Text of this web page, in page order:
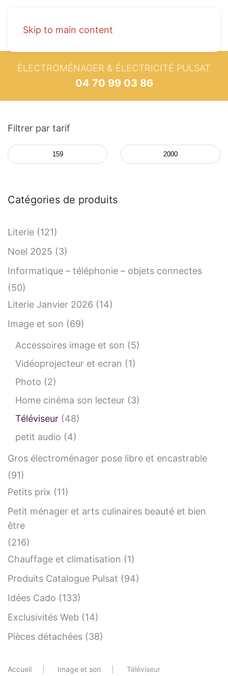
Skip to main content
ÉLECTROMÉNAGER & ÉLECTRICITÉ PULSAT
04 70 99 03 86
Filtrer par tarif
Catégories de produits
Literie (121)
Noel 2025 (3)
Informatique – téléphonie – objets connectes
(50)
Literie Janvier 2026 (14)
Image et son (69)
Accessoires image et son (5)
Vidéoprojecteur et ecran (1)
Photo (2)
Home cinéma son lecteur (3)
Téléviseur (48)
petit audio (4)
Gros électroménager pose libre et encastrable
(91)
Petits prix (11)
Petit ménager et arts culinaires beauté et bien
être
(216)
Chauffage et climatisation (1)
Produits Catalogue Pulsat (94)
Idées Cado (133)
Exclusivités Web (14)
Pièces détachées (38)
Accueil Image et son Téléviseur